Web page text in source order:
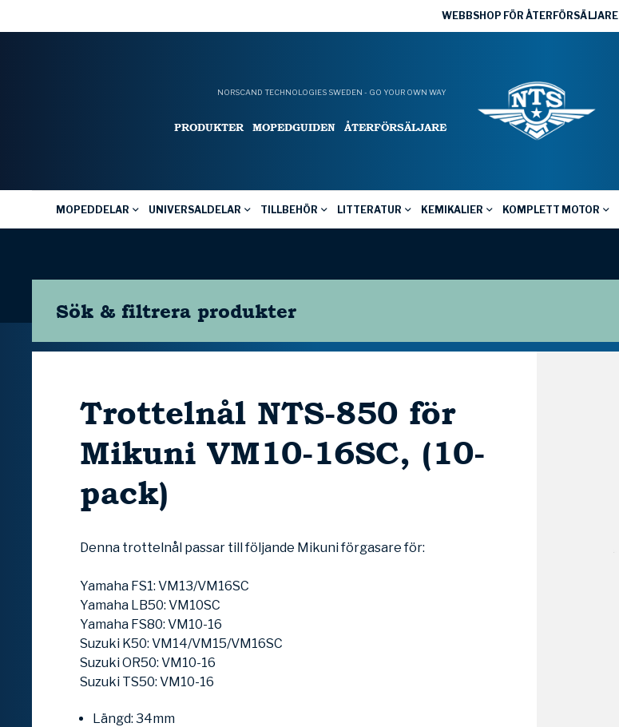
WEBBSHOP FÖR ÅTERFÖRSÄLJARE
NORSCAND TECHNOLOGIES SWEDEN - GO YOUR OWN WAY
PRODUKTER MOPEDGUIDEN ÅTERFÖRSÄLJARE
MOPEDDELAR UNIVERSALDELAR TILLBEHÖR LITTERATUR KEMIKALIER KOMPLETT MOTOR
Sök & filtrera produkter
Trottelnål NTS-850 för
Mikuni VM10-16SC, (10-
pack)
Denna trottelnål passar till följande Mikuni förgasare för:
Yamaha FS1: VM13/VM16SC
Yamaha LB50: VM10SC
Yamaha FS80: VM10-16
Suzuki K50: VM14/VM15/VM16SC
Suzuki OR50: VM10-16
Suzuki TS50: VM10-16
Längd: 34mm